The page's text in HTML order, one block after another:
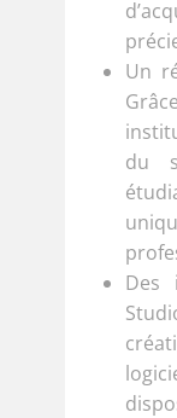
Un
du
Des